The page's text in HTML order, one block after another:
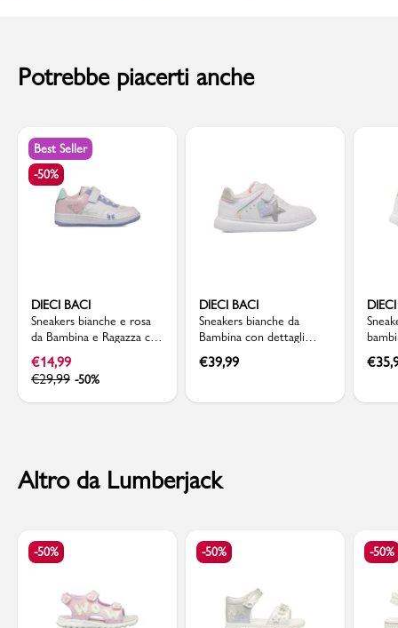
Potrebbe piacerti anche
Best Seller
-50%
DIECI BACI
Sneakers bianche e rosa
da Bambina e Ragazza con
dettaglio farfalle Dieci
Baci
€14,99
€29,99 -50%
DIECI BACI
Sneakers bianche da
Bambina con dettagli
glitter Dieci Baci
€39,99 €
Altro da Lumberjack
-50% -50% -50%